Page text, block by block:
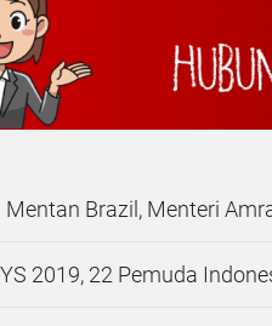
Mentan Brazil, Menteri
2019, 22 Pemuda